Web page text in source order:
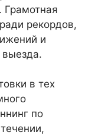
Грамотная
рекордов,
и
выезда.
в тех
по